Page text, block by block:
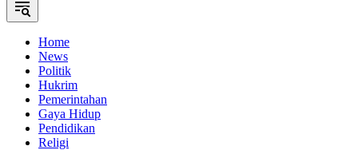
Home
News
Politik
Hukrim
Pemerintahan
Gaya Hidup
Pendidikan
Religi